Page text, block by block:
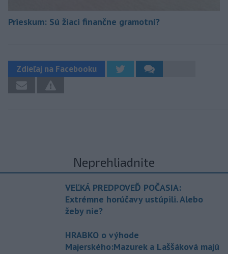
Prieskum: Sú žiaci finančne gramotní?
Zdieľaj na Facebooku
Neprehliadnite
VEĽKÁ PREDPOVEĎ POČASIA:
Extrémne horúčavy ustúpili. Alebo
žeby nie?
HRABKO o výhode
Majerského:Mazurek a Laššáková majú